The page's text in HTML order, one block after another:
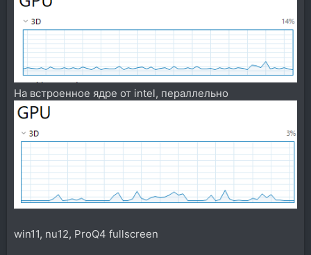
На встроенное ядре от intel, пераллельно
win11, nu12, ProQ4 fullscreen